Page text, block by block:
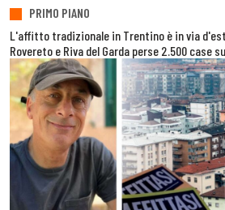
PRIMO PIANO
L'affitto tradizionale in Trentino è in via
Rovereto e Riva del Garda perse 2.500 case